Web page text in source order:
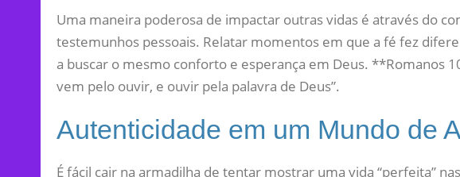
Uma maneira poderosa de impactar outras vidas é através do
testemunhos pessoais. Relatar momentos em que a fé fez
a buscar o mesmo conforto e esperança em Deus. **Romanos
vem pelo ouvir, e ouvir pela palavra de Deus”.
Autenticidade em um Mundo de
É fácil cair na armadilha de tentar mostrar uma vida “perfeita”